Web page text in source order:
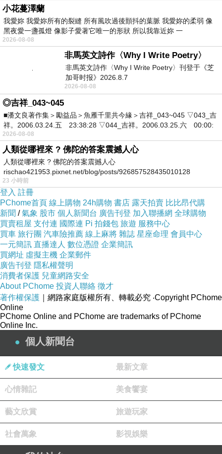
統所帶領的國軍節節敗退之下，為了併吞台灣所
犯下滔天大罪，所以你千方百計地要拆除蔣公銅
像？那好！我替許崑源大哥來問你，你將中正紀
念堂的憲兵儀隊移到外面，是為了什麼？
你口口聲聲說蔣老總統威權體制，結果，你做得
卻是比兩蔣總統更威權、更獨裁！甚至還去縱容
民進黨這幾個立委發文支持南韓戒嚴，卸世卸眾
（閩南語，意思是丟人現眼）！
過去八二三炮戰當天，兩蔣總統帶領所有軍人老
前輩拿著武器跟共產黨對幹，替我們中華民國守
住台澎金馬半壁江山，賴清德，如果沒有兩蔣總
統，你認為我們還存在嗎？你認為台澎金馬還能
守得住嗎？再說了！蔣老總統他是趕走日本鬼
子，而且蔣老總統並不是併吞台灣，他對台灣是
接管、接收！才會有現在的台灣光復節！你賴清
德自己說謊不打草稿，竟然還說蔣老總統和國軍
節節敗退之下，為了併吞台灣才犯下滔天大罪，
一派胡言！
蔣老總統和經國先生他一生最後悔的，就是養出
像你賴清德和民進黨這群白眼狼！兩蔣總統他們
老人家到底上輩子欠了你們什麼？他們老人家供
應我們吃、供應我們穿、供應我們住，你們是怎
麼對待他們老人家的？可你們忘恩負義、過河拆
橋，甚至你們還恩將仇報！
那些辛辛苦苦為我們中華民國和全民努力奉獻的
老人家，被你們民進黨肆意的誣陷，而那些侵略
小花蔓澤蘭
我愛妳 我愛妳所有的裂縫 所有風吹過後顫抖的葉脈 我愛妳的柔弱 像
黑夜愛一盞孤燈 像影子愛著它唯一的形狀 所以我靠近妳 一
2026-08-08
非馬英文詩作〈Why I Write Poetry〉
非馬英文詩作〈Why I Write Poetry〉刊登于《芝
加哥时报》2026.8.7
2026-08-08
◎吉祥_043~045
■潘文良著作集＞勵益品＞魚雁千里共今緣＞吉祥_043~045 ▽043_吉
祥。2006.03.24.五 23:38:28 ▽044_吉祥。2006.03.25.六 00:00:
2026-08-08
人類從哪裡來 ? 佛陀的答案震撼人心
人類從哪裡來 ? 佛陀的答案震撼人心
rischao421953.pixnet.net/blog/posts/926857528435010128
23 小時前
登入 註冊
PChome首頁 線上購物 24h購物 書店 露天拍賣 比比昂代購
新聞 /氣象 股市 個人新聞台 廣告刊登 加入聯播網 全球購物
買賣租屋 支付連 國際連 Pi 拍錢包 旅遊 服務中心
買車 旅行團 汽車險推薦 線上麻將 雜誌 星座命理 會員中心
一元簡訊 直播達人 數位憑證 企業簡訊
買網址 虛擬主機 企業郵件
廣告刊登 隱私權聲明
消費者保護 兒童網路安全
About PChome 投資人聯絡 徵才
著作權保護 ｜網路家庭版權所有、轉載必究 ‧Copyright PChome
Online
PChome Online and PChome are trademarks of PChome
Online Inc.
個人新聞台
快速發文 最新文章
心情雜記 美食饗宴
藝文欣賞 旅遊玩家
社會萬象 影視娛樂